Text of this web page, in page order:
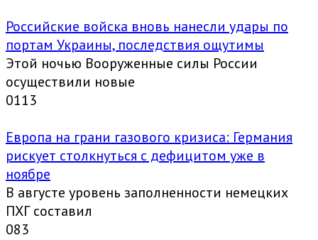
Российские войска вновь нанесли удары по
портам Украины, последствия ощутимы
Этой ночью Вооруженные силы России
осуществили новые
0113
Европа на грани газового кризиса: Германия
рискует столкнуться с дефицитом уже в
ноябре
В августе уровень заполненности немецких
ПХГ составил
083